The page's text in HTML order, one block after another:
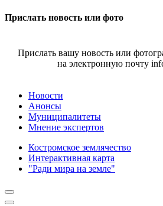
Прислать новость или фото
Прислать вашу новость или
на электронную почту
Новости
Анонсы
Муниципалитеты
Мнение экспертов
Костромское землячество
Интерактивная карта
"Ради мира на земле"